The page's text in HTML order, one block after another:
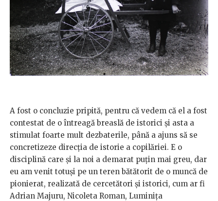
A fost o concluzie pripită, pentru că vedem că el a fost
contestat de o întreagă breaslă de istorici și asta a
stimulat foarte mult dezbaterile, până a ajuns să se
concretizeze direcția de istorie a copilăriei. E o
disciplină care și la noi a demarat puțin mai greu, dar
eu am venit totuși pe un teren bătătorit de o muncă de
pionierat, realizată de cercetători și istorici, cum ar fi
Adrian Majuru, Nicoleta Roman, Luminița